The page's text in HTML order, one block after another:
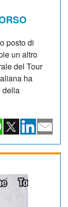
posto di
un altro
del Tour
ha
della